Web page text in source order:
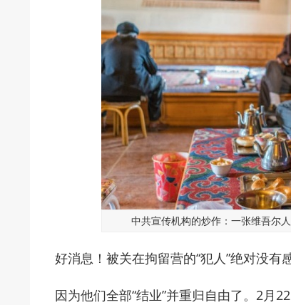
中共宣传机构的炒作：一张维吾尔
好消息！被关在拘留营的“犯人”绝对没有
因为他们全部“结业”并重归自由了。2月